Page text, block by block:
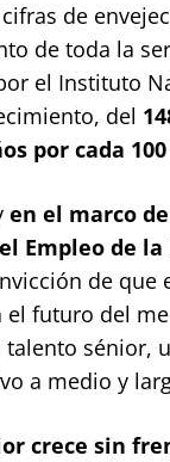
de
de toda la
el Instituto
del
por cada
en el marco
Empleo de la
de que
futuro del
sénior,
a medio y
crece sin